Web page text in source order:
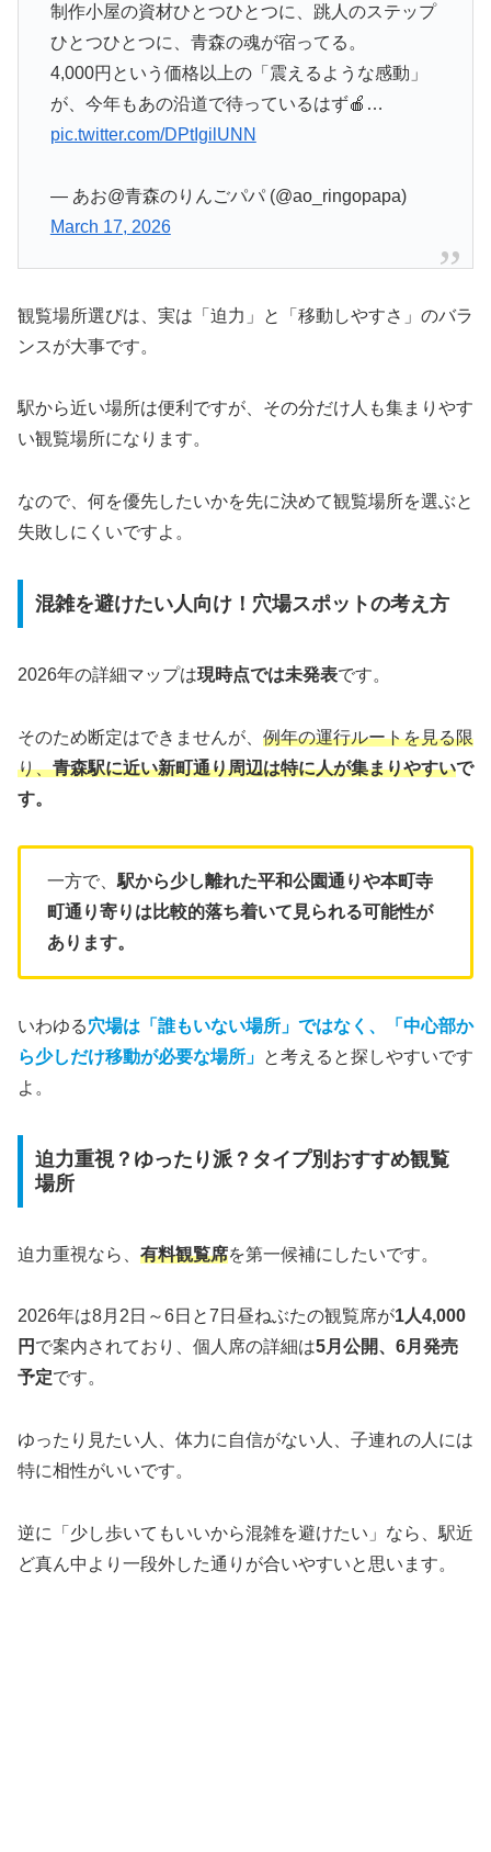
​制作小屋の資材ひとつひとつに、跳人のステップ
ひとつひとつに、青森の魂が宿ってる。
​4,000円という価格以上の「震えるような感動」
が、今年もあの沿道で待っているはず🍎…
pic.twitter.com/DPtIgilUNN
— あお@青森のりんごパパ (@ao_ringopapa)
March 17, 2026
観覧場所選びは、実は「迫力」と「移動しやすさ」のバラ
ンスが大事です。
駅から近い場所は便利ですが、その分だけ人も集まりやす
い観覧場所になります。
なので、何を優先したいかを先に決めて観覧場所を選ぶと
失敗しにくいですよ。
混雑を避けたい人向け！穴場スポットの考え方
2026年の詳細マップは現時点では未発表です。
そのため断定はできませんが、 例年の運行ルートを見る限
り、青森駅に近い新町通り周辺は特に人が集まりやすいで
す。
一方で、 駅から少し離れた平和公園通りや本町寺
町通り寄りは比較的落ち着いて見られる可能性が
あります。
いわゆる穴場は「誰もいない場所」ではなく、「中心部か
ら少しだけ移動が必要な場所」 と考えると探しやすいです
よ。
迫力重視？ゆったり派？タイプ別おすすめ観覧
場所
迫力重視なら、 有料観覧席を第一候補にしたいです。
2026年は8月2日～6日と7日昼ねぶたの観覧席が1人4,000
円 で案内されており、個人席の詳細は5月公開、6月発売
予定です。
ゆったり見たい人、体力に自信がない人、子連れの人には
特に相性がいいです。
逆に「少し歩いてもいいから混雑を避けたい」なら、駅近
ど真ん中より一段外した通りが合いやすいと思います。